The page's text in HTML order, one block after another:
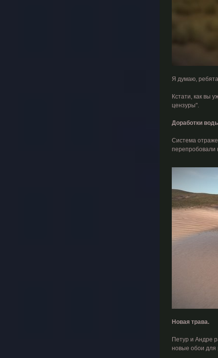
Я думаю, ребята
Кстати, как вы
цензуры".
Доработки
Система
перепробовали
Новая трава.
Петур и Андре
новые обои для